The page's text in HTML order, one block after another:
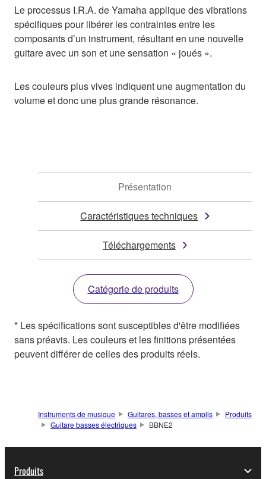
Le processus I.R.A. de Yamaha applique des vibrations
spécifiques pour libérer les contraintes entre les
composants d’un instrument, résultant en une nouvelle
guitare avec un son et une sensation « joués ».
Les couleurs plus vives indiquent une augmentation du
volume et donc une plus grande résonance.
Présentation
Caractéristiques techniques
Téléchargements
Catégorie de produits
* Les spécifications sont susceptibles d'être modifiées
sans préavis. Les couleurs et les finitions présentées
peuvent différer de celles des produits réels.
Instruments de musique Guitares, basses et amplis
Produits
Guitare basses électriques
BBNE2
Produits